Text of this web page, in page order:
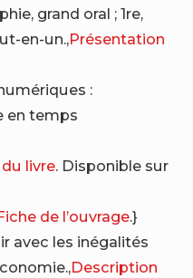
grand oral ; 1re,
en-un.,Présentation
:
en temps
livre. Disponible sur
de l’ouvrage.}
avec les inégalités
Description